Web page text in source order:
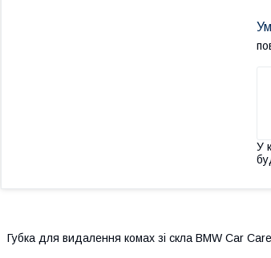
У
Губка для видалення комах зі скла BMW Car